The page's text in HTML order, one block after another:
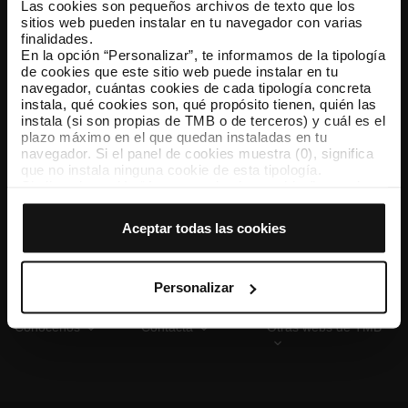
Las cookies son pequeños archivos de texto que los
sitios web pueden instalar en tu navegador con varias
finalidades.
En la opción “Personalizar”, te informamos de la tipología
de cookies que este sitio web puede instalar en tu
navegador, cuántas cookies de cada tipología concreta
instala, qué cookies son, qué propósito tienen, quién las
instala (si son propias de TMB o de terceros) y cuál es el
plazo máximo en el que quedan instaladas en tu
navegador. Si el panel de cookies muestra (0), significa
que no instala ninguna cookie de esta tipología.
que todas estas cookies se instalen en tu navegador.
tipología de cookies permite indicar si quieres que se
instalen o no las cookies de esa clase.
Una vez que hayas marcado tus preferencias, debes
hacer clic en “Seleccionar y configurar”. Así se instalarán
previamente. Te sugerimos que selecciones las cookies
de personalización, porque permiten recordar tus
opciones de navegación (como el idioma) y mejoran tu
Aceptar todas las cookies
Personalizar
TMB App
Descárgate TMB App y compra tus billetes
App Store Google Play
Conócenos Contacta Otras webs de TMB